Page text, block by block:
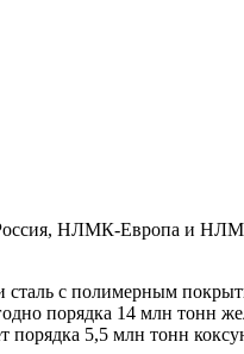
Россия, НЛМК-Европа и
с полимерным
порядка 14 млн тонн
5,5 млн тонн